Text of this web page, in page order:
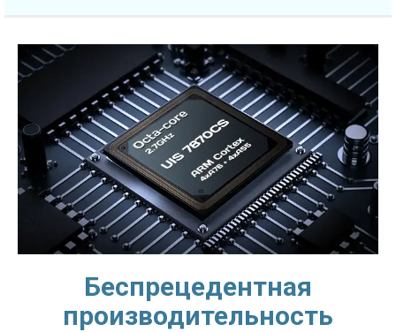
Беспрецедентная
производительность